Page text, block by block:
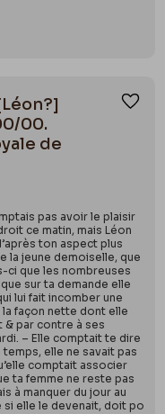
00.
de
pas avoir le plaisir
ce matin, mais Léon
ton aspect plus
la jeune demoiselle, que
ci que les nombreuses
sur ta demande elle
lui fait incomber une
façon nette dont elle
& par contre à ses
– Elle comptait te dire
temps, elle ne savait pas
comptait associer
ta femme ne reste pas
à manquer du jour au
si elle le devenait, doit po